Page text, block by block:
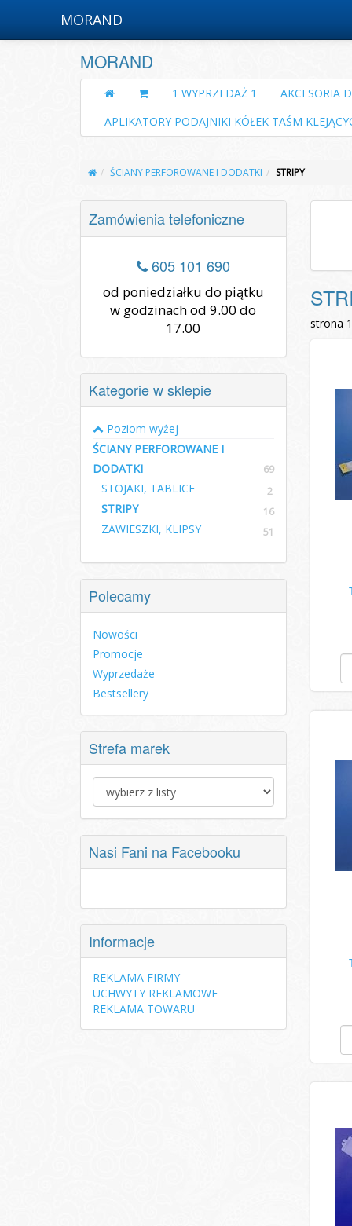
MORAND
MORAND
1 WYPRZEDAŻ 1
AKCESORIA
APLIKATORY PODAJNIKI KÓŁEK TAŚM
ŚCIANY PERFOROWANE I DODATKI STRIPY
Zamówienia telefoniczne
605 101 690
od poniedziałku do piątku
w godzinach od 9.00 do
17.00
Kategorie w sklepie
Poziom wyżej
ŚCIANY PERFOROWANE I
DODATKI
69
STOJAKI, TABLICE 2
STRIPY 16
ZAWIESZKI, KLIPSY 51
Polecamy
Nowości
Promocje
Wyprzedaże
Bestsellery
Strefa marek
Nasi Fani na Facebooku
Informacje
REKLAMA FIRMY
UCHWYTY REKLAMOWE
REKLAMA TOWARU
strona